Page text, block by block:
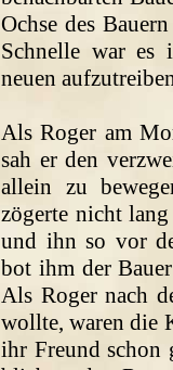
Ochse des
Schnelle war
neuen
Als Roger am
sah er den
allein zu
zögerte nicht
und ihn so vor
bot ihm der
Als Roger nach
wollte, waren die
ihr Freund schon